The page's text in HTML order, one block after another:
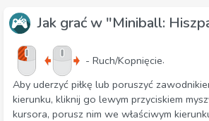
Jak grać w "Miniball:
- Ruch/Kopnięcie.
Aby uderzyć piłkę lub poruszyć
kierunku, kliknij go lewym przyciskiem
kursora, porusz nim we właściwym